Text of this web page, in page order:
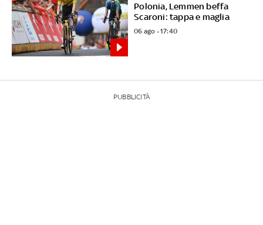
Polonia, Lemmen beffa
Scaroni: tappa e maglia
06 ago - 17:40
PUBBLICITÀ